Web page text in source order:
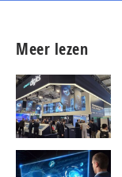
Meer lezen